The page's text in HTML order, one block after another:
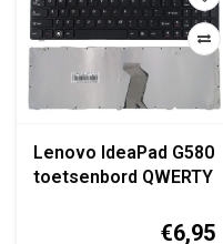
Lenovo IdeaPad G580
toetsenbord QWERTY
€6,95